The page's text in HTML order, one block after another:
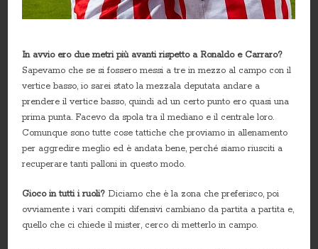
In avvio ero due metri più avanti rispetto a Ronaldo e Carraro?
Sapevamo che se si fossero messi a tre in mezzo al campo con il
vertice basso, io sarei stato la mezzala deputata andare a
prendere il vertice basso, quindi ad un certo punto ero quasi una
prima punta. Facevo da spola tra il mediano e il centrale loro.
Comunque sono tutte cose tattiche che proviamo in allenamento
per aggredire meglio ed è andata bene, perché siamo riusciti a
recuperare tanti palloni in questo modo.
Gioco in tutti i ruoli? Diciamo che è la zona che preferisco, poi
ovviamente i vari compiti difensivi cambiano da partita a partita e,
quello che ci chiede il mister, cerco di metterlo in campo.